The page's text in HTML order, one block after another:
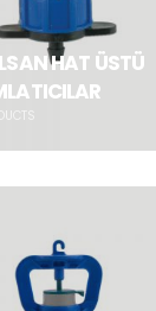
HAT ÜSTÜ